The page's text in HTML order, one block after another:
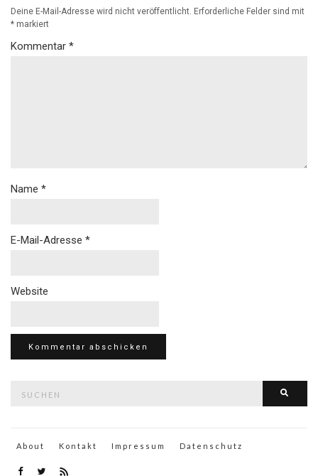
Deine E-Mail-Adresse wird nicht veröffentlicht. Erforderliche Felder sind mit
* markiert
Kommentar *
Name *
E-Mail-Adresse *
Website
nach:
About Kontakt Impressum Datenschutz